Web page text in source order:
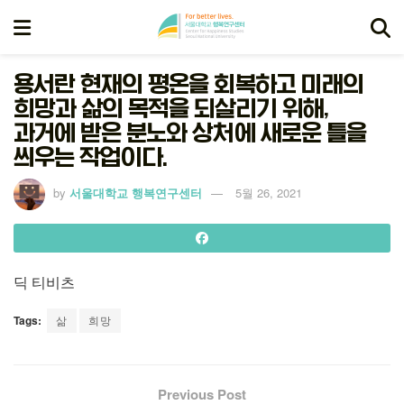
용서란 현재의 평온을 회복하고 미래의
희망과 삶의 목적을 되살리기 위해,
과거에 받은 분노와 상처에 새로운 틀을
씌우는 작업이다.
by 서울대학교 행복연구센터 5월 26, 2021
딕 티비츠
Tags: 삶 희망
Previous Post